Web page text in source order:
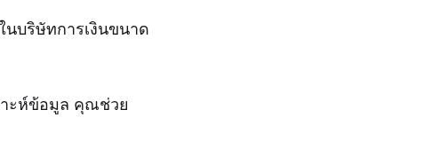
บริษัทการเงินขนาด
ะห์ข้อมูล คุณช่วย